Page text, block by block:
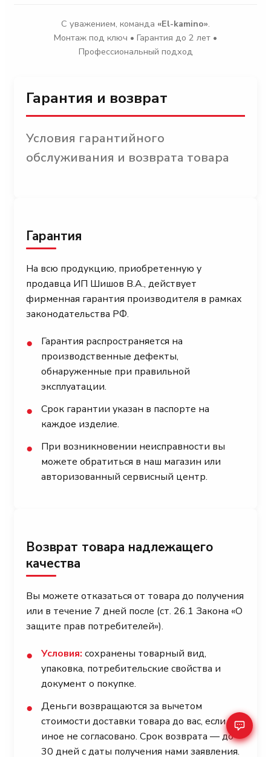
С уважением, команда «El-kamino».
Монтаж под ключ • Гарантия до 2 лет •
Профессиональный подход
Гарантия и возврат
Условия гарантийного
обслуживания и возврата товара
Гарантия
На всю продукцию, приобретенную у
продавца ИП Шишов В.А., действует
фирменная гарантия производителя в рамках
законодательства РФ.
●
Гарантия распространяется на
производственные дефекты,
обнаруженные при правильной
эксплуатации.
●
Срок гарантии указан в паспорте на
каждое изделие.
●
При возникновении неисправности вы
можете обратиться в наш магазин или
авторизованный сервисный центр.
Возврат товара надлежащего
качества
Вы можете отказаться от товара до получения
или в течение 7 дней после (ст. 26.1 Закона «О
защите прав потребителей»).
● Условия: сохранены товарный вид,
упаковка, потребительские свойства и
документ о покупке.
●
Деньги возвращаются за вычетом
стоимости доставки товара до вас, если
иное не согласовано. Срок возврата — до
30 дней с даты получения нами заявления.